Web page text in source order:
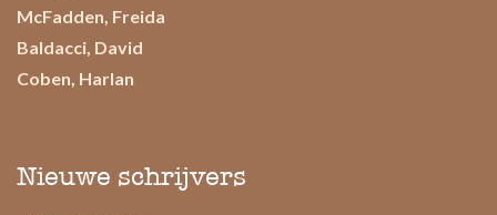
McFadden, Freida
Baldacci, David
Coben, Harlan
Nieuwe schrijvers